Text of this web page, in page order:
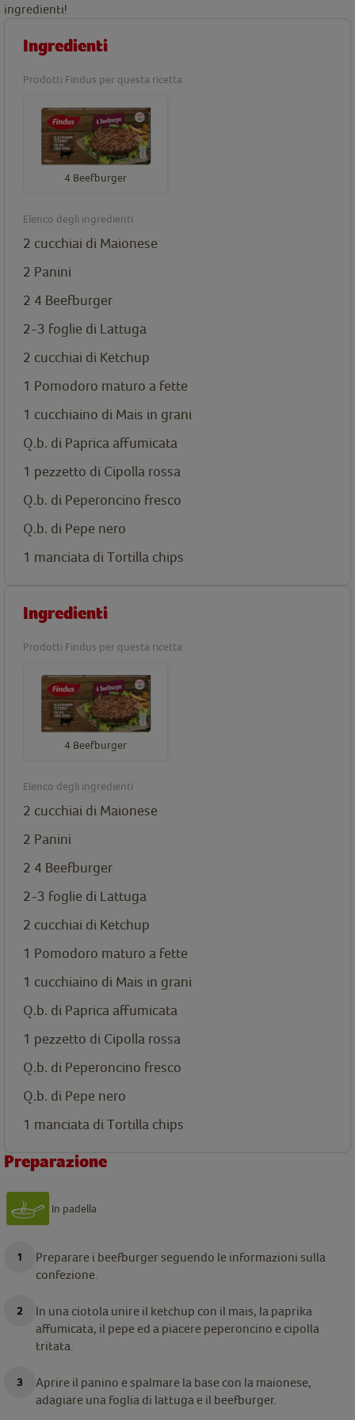
ingredienti!
Ingredienti
Prodotti Findus per questa ricetta
4 Beefburger
Elenco degli ingredienti
2 cucchiai di Maionese
2 Panini
2 4 Beefburger
2-3 foglie di Lattuga
2 cucchiai di Ketchup
1 Pomodoro maturo a fette
1 cucchiaino di Mais in grani
Q.b. di Paprica affumicata
1 pezzetto di Cipolla rossa
Q.b. di Peperoncino fresco
Q.b. di Pepe nero
1 manciata di Tortilla chips
Ingredienti
Prodotti Findus per questa ricetta
4 Beefburger
Elenco degli ingredienti
2 cucchiai di Maionese
2 Panini
2 4 Beefburger
2-3 foglie di Lattuga
2 cucchiai di Ketchup
1 Pomodoro maturo a fette
1 cucchiaino di Mais in grani
Q.b. di Paprica affumicata
1 pezzetto di Cipolla rossa
Q.b. di Peperoncino fresco
Q.b. di Pepe nero
1 manciata di Tortilla chips
Preparazione
In padella
Preparare i beefburger seguendo le informazioni sulla
confezione.
In una ciotola unire il ketchup con il mais, la paprika
affumicata, il pepe ed a piacere peperoncino e cipolla
tritata.
Aprire il panino e spalmare la base con la maionese,
adagiare una foglia di lattuga e il beefburger.